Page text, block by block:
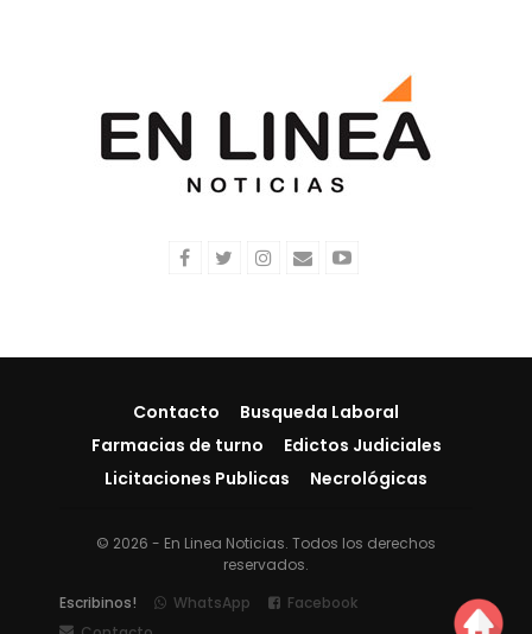
Contacto
Busqueda Laboral
Farmacias de turno
Edictos Judiciales
Licitaciones Publicas
Necrológicas
© 2026 - En Linea Noticias. Todos los derechos
reservados.
Escribinos!
WhatsApp
Facebook